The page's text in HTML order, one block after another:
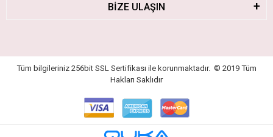
BİZE ULAŞIN
Tüm bilgileriniz 256bit SSL Sertifikası ile korunmaktadır. © 2019 Tüm
Hakları Saklıdır